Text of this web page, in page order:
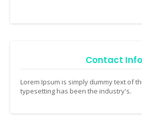
Contact Info
Lorem Ipsum is simply dummy text of
typesetting has been the industry's.